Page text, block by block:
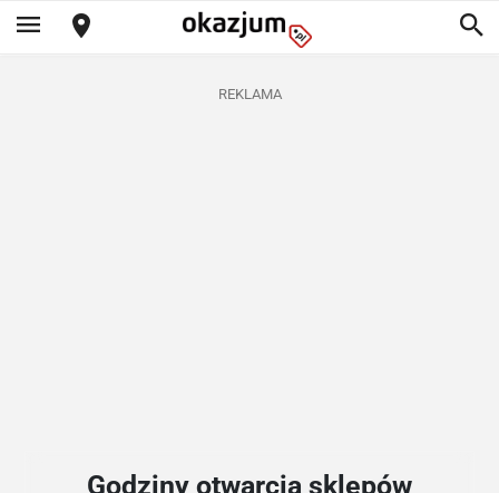
REKLAMA
Godziny otwarcia sklepów